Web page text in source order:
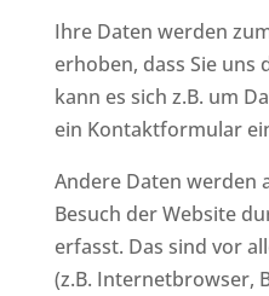
Ihre Daten werden
erhoben, dass Sie uns
kann es sich z.B. um
ein Kontaktformular
Andere Daten werden
Besuch der Website
erfasst. Das sind vor
(z.B. Internetbrowser,